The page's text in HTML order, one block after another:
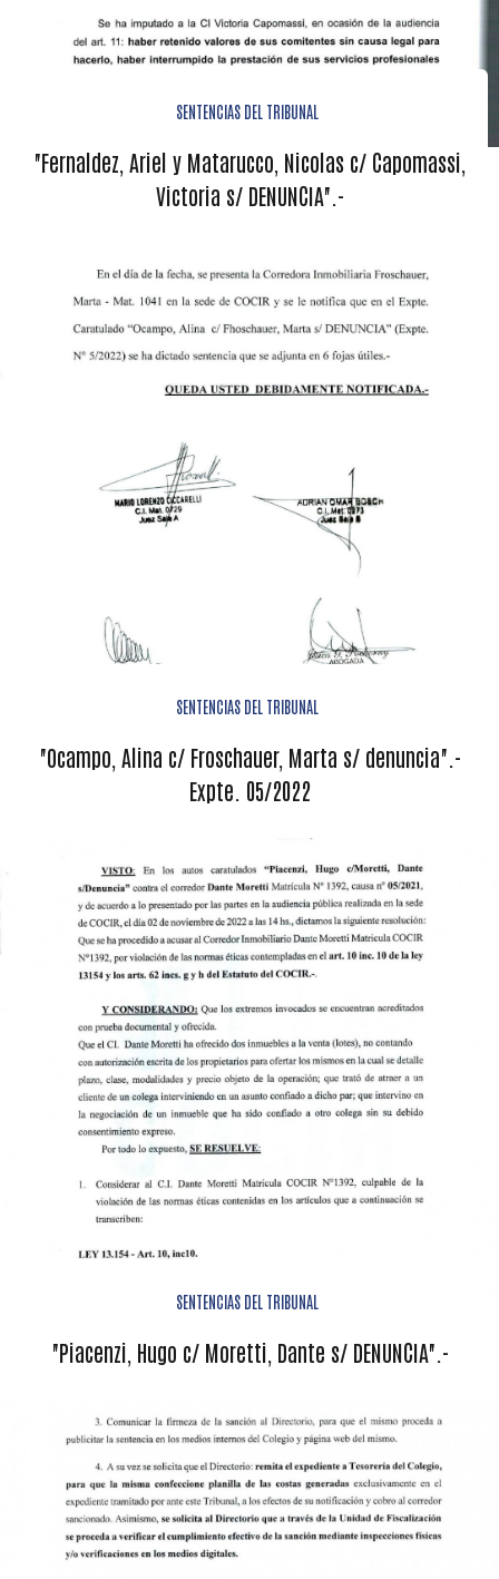
SENTENCIAS DEL TRIBUNAL
"Fernaldez, Ariel y Matarucco, Nicolas c/ Capomassi,
Victoria s/ DENUNCIA".-
SENTENCIAS DEL TRIBUNAL
"Ocampo, Alina c/ Froschauer, Marta s/ denuncia".-
Expte. 05/2022
SENTENCIAS DEL TRIBUNAL
"Piacenzi, Hugo c/ Moretti, Dante s/ DENUNCIA".-